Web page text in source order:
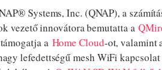
Systems, Inc. (QNAP), a
vezető innovátora bemutatta a
a Home Cloud-ot, valamint
lefedettségű mesh WiFi kapcsolat